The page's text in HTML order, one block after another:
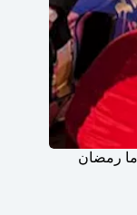
رمضان